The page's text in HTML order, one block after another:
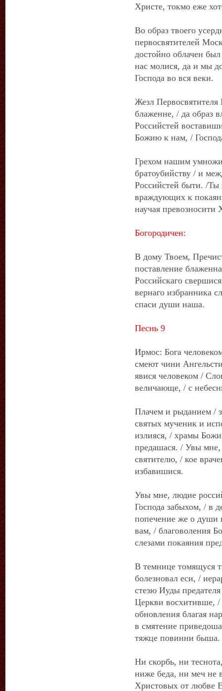
Христе, токмо еже
Во образ твоего
первосвятителей
достойно облачен
нас молися, да и мы
Господа во вся веки.
Жезл Первосвятителя
блаженне, / да образ
Российстей
Божию к нам, /
Грехом нашим
братоубийству / и
Российстей быти. /
враждующих к
научая превозносити
Богородичен:
В дому Твоем,
поставление
Российскаго
вернаго избранника
спаси души наша.
Песнь 9
Ирмос: Бога
смеют чини
явися человеком /
величающе, / с
Плачем и рыданием /
святых мученик и
излияся, / храмы
предашася. / Увы
святителю, / кое
избавишися.
Увы мне, людие
Господа забыхом, / в
попечение же о души
вам, / благоволения
слезами покаяния
В темнице томящуся
болезновал еси, /
стезю Иуды
Церкви восхитивше, /
обновления благая
в смятение
тяжце повинни быша.
Ни скорбь, ни
ниже беда, ни меч не
Христовых от любве